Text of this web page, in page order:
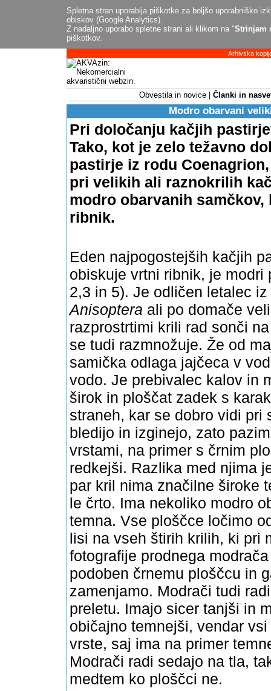
Spletna stran uporablja piškotke za boljšo uporabniško
obiskov (Google Analytics).
Z nadaljno uporabo spletne strani ali klikom na "Strinjam
piškotkov.
Arhivska
Obvestila in novice Članki in
Modro obarvani
Pri določanju kačjih
Tako, kot je zelo težavno
pastirje iz rodu
pri velikih ali raznokrilih
modro obarvanih
ribnik.
Eden najpogostejših kačjih
obiskuje vrtni ribnik, je modri
2,3 in 5). Je odličen letalec
Anisoptera ali po domače
razprostrtimi krili rad sonči
se tudi razmnožuje. Že od
samička odlaga jajčeca v
vodo. Je prebivalec kalov in
širok in ploščat zadek s
straneh, kar se dobro vidi pri
bledijo in izginejo, zato
vrstami, na primer s črnim
redkejši. Razlika med njima
par kril nima značilne široke
le črto. Ima nekoliko modro
temna. Vse ploščce ločimo
lisi na vseh štirih krilih, ki pri
fotografije prodnega
podoben črnemu ploščcu in
zamenjamo. Modrači tudi
preletu. Imajo sicer tanjši in
običajno temnejši, vendar
vrste, saj ima na primer
Modrači radi sedajo na tla,
medtem ko ploščci ne.